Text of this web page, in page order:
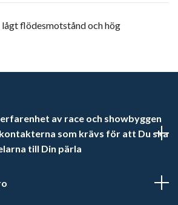
flödesmotstånd och hög
av race och showbyggen
som krävs för att Du ska
till Din pärla